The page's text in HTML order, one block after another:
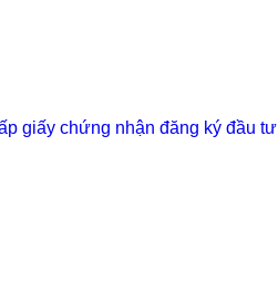
giấy chứng nhận đăng ký đầu tư